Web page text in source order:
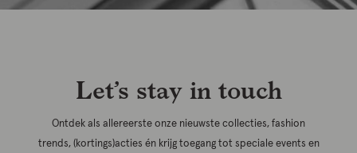
Let’s stay in touch
Ontdek als allereerste onze nieuwste collecties, fashion
trends, (kortings)acties én krijg toegang tot speciale events en